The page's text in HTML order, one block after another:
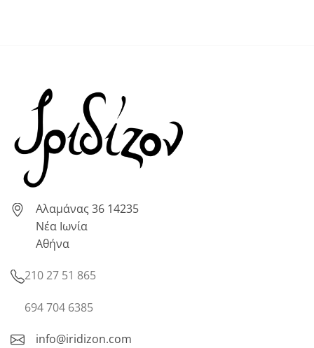
Αλαμάνας 36 14235
Νέα Ιωνία
Αθήνα
210 27 51 865
694 704 6385
info@iridizon.com